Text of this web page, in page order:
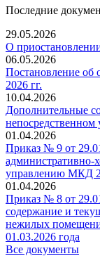
Последние
29.05.2026
О
06.05.2026
Постановление об
2026 гг.
10.04.2026
Дополнительные
непосредственном
01.04.2026
Приказ № 9 от
административно-
управлению МКД
01.04.2026
Приказ № 8 от
содержание и
нежилых
01.03.2026 года
Все документы